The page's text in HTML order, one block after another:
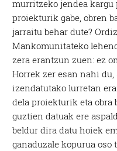
murritzeko jendea kargu
proiekturik gabe, obren
jarraitu behar dute?
Mankomunitateko
zera erantzun zuen: ez
Horrek zer esan nahi
izendatutako lurretan
dela proiekturik eta obra
guztien datuak ere
beldur dira datu hoiek
ganaduzale kopurua oso